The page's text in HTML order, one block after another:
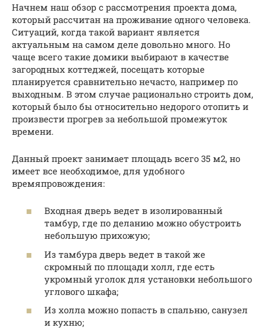
Начнем наш обзор с рассмотрения проекта дома,
который рассчитан на проживание одного человека.
Ситуаций, когда такой вариант является
актуальным на самом деле довольно много. Но
чаще всего такие домики выбирают в качестве
загородных коттеджей, посещать которые
планируется сравнительно нечасто, например по
выходным. В этом случае рационально строить дом,
который было бы относительно недорого отопить и
произвести прогрев за небольшой промежуток
времени.
Данный проект занимает площадь всего 35 м2, но
имеет все необходимое, для удобного
времяпровождения:
Входная дверь ведет в изолированный
тамбур, где по деланию можно обустроить
небольшую прихожую;
Из тамбура дверь ведет в такой же
скромный по площади холл, где есть
укромный уголок для установки небольшого
углового шкафа;
Из холла можно попасть в спальню, санузел
и кухню;